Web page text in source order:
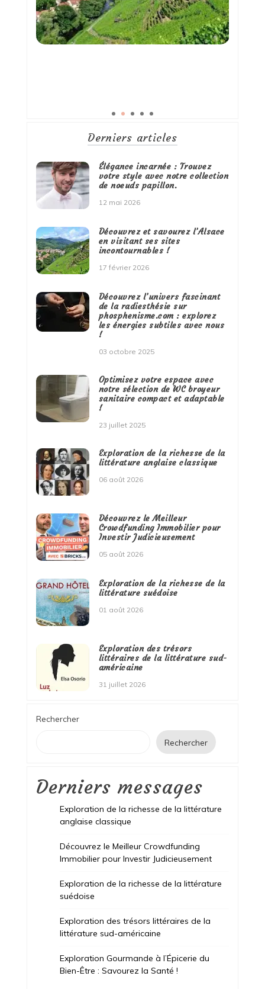
Derniers articles
Élégance incarnée : Trouvez
votre style avec notre collection
de noeuds papillon.
12 mai 2026
Découvrez et savourez l’Alsace
en visitant ses sites
incontournables !
17 février 2026
Découvrez l’univers fascinant
de la radiesthésie sur
phosphenisme.com : explorez
les énergies subtiles avec nous
!
03 octobre 2025
Optimisez votre espace avec
notre sélection de WC broyeur
sanitaire compact et adaptable
!
23 juillet 2025
Exploration de la richesse de la
littérature anglaise classique
06 août 2026
Découvrez le Meilleur
Crowdfunding Immobilier pour
Investir Judicieusement
05 août 2026
Exploration de la richesse de la
littérature suédoise
01 août 2026
Exploration des trésors
littéraires de la littérature sud-
américaine
31 juillet 2026
Rechercher
Rechercher
Derniers messages
Exploration de la richesse de la littérature
anglaise classique
Découvrez le Meilleur Crowdfunding
Immobilier pour Investir Judicieusement
Exploration de la richesse de la littérature
suédoise
Exploration des trésors littéraires de la
littérature sud-américaine
Exploration Gourmande à l’Épicerie du
Bien-Être : Savourez la Santé !